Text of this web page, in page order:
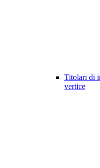
Titolari di
vertice